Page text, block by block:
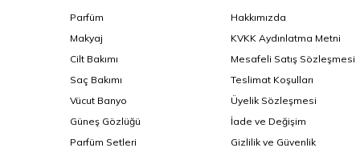
Parfüm
Makyaj
Cilt Bakımı
Saç Bakımı
Vücut Banyo
Güneş Gözlüğü
Parfüm Setleri
Hakkımızda
KVKK Aydınlatma Metni
Mesafeli Satış Sözleşmesi
Teslimat Koşulları
Üyelik Sözleşmesi
İade ve Değişim
Gizlilik ve Güvenlik